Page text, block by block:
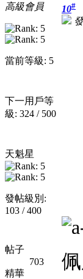
高級會員
當前等級: 5
下一用戶等
級: 324 / 500
天魁星
發帖級別:
103 / 400
帖子
703
精華
10#